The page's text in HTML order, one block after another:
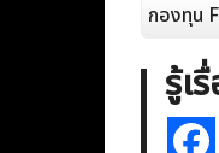
กองทุน
รู้เ